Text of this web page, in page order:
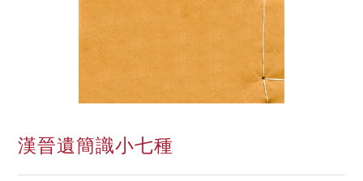
漢晉遺簡識小七種